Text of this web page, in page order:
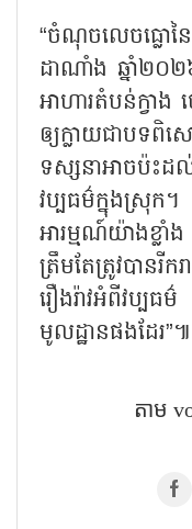
“ចំណុចលេចធ្លោន
ដាណាំង ឆ្នាំ២០
អាហារតំបន់ក្វា
ឲ្យក្លាយជាបទ
ទស្សនាអាចប៉
វប្បធម៌ក្នុងស្រុ
អារម្មណ៍យ៉ាងខ្ល
ត្រឹមតែត្រូវបាន
រឿងរ៉ាវអំពីវប្ប
មូលដ្ឋានផងដែរ”៕
តាម